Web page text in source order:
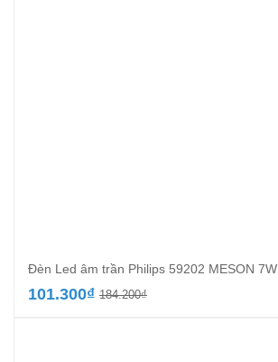
Đèn Led âm trần Philips 59202 MESON 7W
184.200₫Giá
101.300₫
Giá